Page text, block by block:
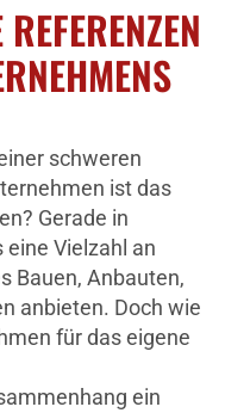
schweren
ist das
Gerade in
Vielzahl an
Bauen, Anbauten,
anbieten. Doch wie
für das eigene
ein